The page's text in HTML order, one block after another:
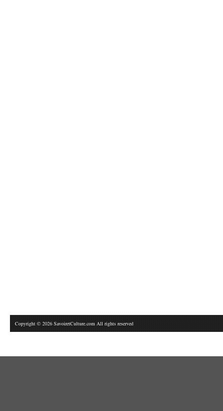
Copyright © 2026 SavoiretCulture.com All rights reserved